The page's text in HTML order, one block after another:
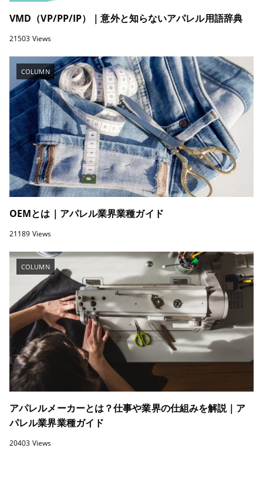
VMD（VP/PP/IP）｜意外と知らないアパレル用語辞典
21503 Views
COLUMN
OEMとは｜アパレル業界業種ガイド
21189 Views
COLUMN
アパレルメーカーとは？仕事や業界の仕組みを解説｜ア
パレル業界業種ガイド
20403 Views